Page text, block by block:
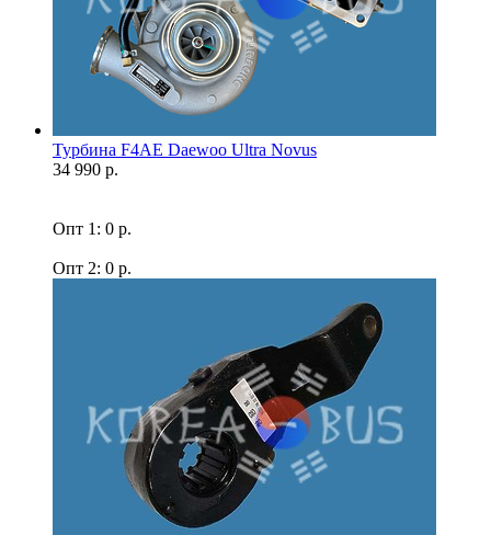
Турбина F4AE Daewoo Ultra Novus
34 990 р.
Опт 1: 0 р.
Опт 2: 0 р.